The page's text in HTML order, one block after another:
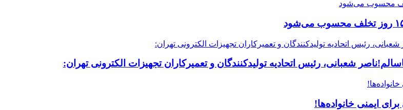
شعبانی، رئیس اتحادیه تولیدکنندگان و تعمیرکاران تجهیزات الکترونی تهران:
ایمنی خانواده‌ها!